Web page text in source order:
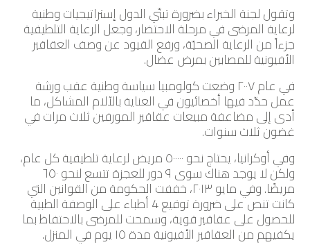
وتقول لجنة الخبراء بضرورة تبنّي الدول إستراتيجيات وطنية
لرعاية المرضى في مرحلة الاحتضار، وجعل الرعاية التلطيفية
جزءاً من الرعاية الصحيّة، ورفع القيود عن وصف العقاقير
الأفيونية للمصابين بمرض عضال.
في عام ٢٠٠٧ وضعت كولومبيا سياسة وطنية عقب ورشة
عمل حدّد فيها أخصائيون في العناية بالآلام المشاكل، ما
أدى إلى مضاعفة مبيعات عقاقير المورفين ثلاث مرات في
غضون ثلاث سنوات.
وفي أوكرانيا، يحتاج نحو ٥٠٠٠٠٠ مريض لرعاية تلطيفية كل عام،
ولكن لا يوجد هناك سوى ٩ دور للعجزة تتسع لنحو ٦٥٠
مريضًا. وفي مايو ٢٠١٣، خففت الحكومة من القوانين التي
كانت تنص على ضرورة توقيع 4 أطباء على الوصفة الطبية
للحصول على عقاقير قوية، وسمحت للمرضى بالاحتفاظ بما
يكفيهم من العقاقير الأفيونية مدة ١٥ يوم في المنزل.